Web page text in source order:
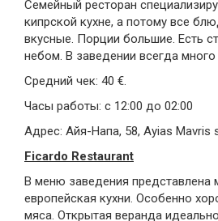
Семейный ресторан
кипрской кухне, а потому все
вкусные. Порции большие. Есть
небом. В заведении всегда много
Средний чек: 40 €.
Часы работы: с 12:00 до 02:00
Адрес: Айя-Напа, 58, Ayias Mavris
Ficardo Restaurant
В меню заведения представлена
европейская кухни. Особенно
мяса. Открытая веранда